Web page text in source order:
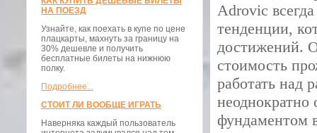
НА ПОЕЗД
Узнайте, как поехать в купе по цене
плацкарты, махнуть за границу на
30% дешевле и получить
бесплатные билеты на нижнюю
полку.
Подробнее...
СТОИТ ЛИ ВООБЩЕ ИГРАТЬ
Наверняка каждый пользователь
Adrovic
тенденции,
достижений.
стоимость
работать над
неоднократно
фундаментом